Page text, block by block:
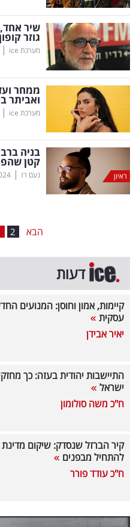
מינויים
רייטינג
רכב
בריאות
תרבות
ופנאי
תיירות
המילון
הכלכלי
פודקאסט
40
ניוזלטרים
גוזר
מערכת ice |
ממחר
ואביתר
מערכת ice |
ראיון
בניה
קטן
נעם רז |
2 הבא
דעות
קיימות, אמון וחוסן: המנועים
עסקית
יאיר אבידן
התיישבות יהודית בעזה: כך
ישראל
ח"כ משה סולומון
קיר הברזל שנסדק: שיקום מדינת
להתחיל מבפנים
ח"כ עודד פורר